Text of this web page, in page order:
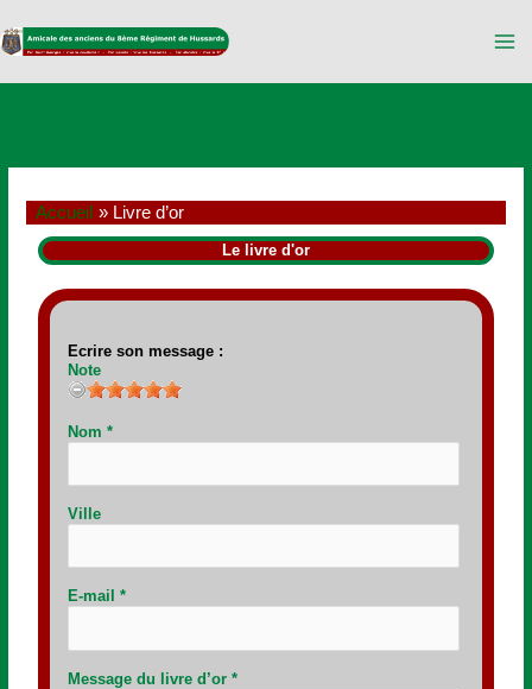
au
contenu
Accueil Livre d’or
Le livre d'or
Ecrire son message :
Note
Nom*
Ville
E-mail*
Message du livre d’or*